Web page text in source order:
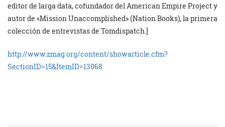
editor de larga data, cofundador del American Empire Project y
autor de «Mission Unaccomplished» (Nation Books), la primera
colección de entrevistas de Tomdispatch.]
http://www.zmag.org/content/showarticle.cfm?
SectionID=15&ItemID=13068